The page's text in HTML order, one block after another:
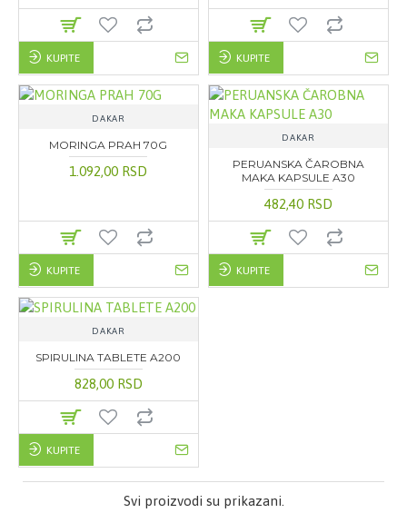
KUPITE KUPITE
DAKAR
MORINGA PRAH 70G
1.092,00 RSD
KUPITE
DAKAR
PERUANSKA ČAROBNA
MAKA KAPSULE A30
482,40 RSD
KUPITE
DAKAR
SPIRULINA TABLETE A200
828,00 RSD
KUPITE
Svi proizvodi su prikazani.